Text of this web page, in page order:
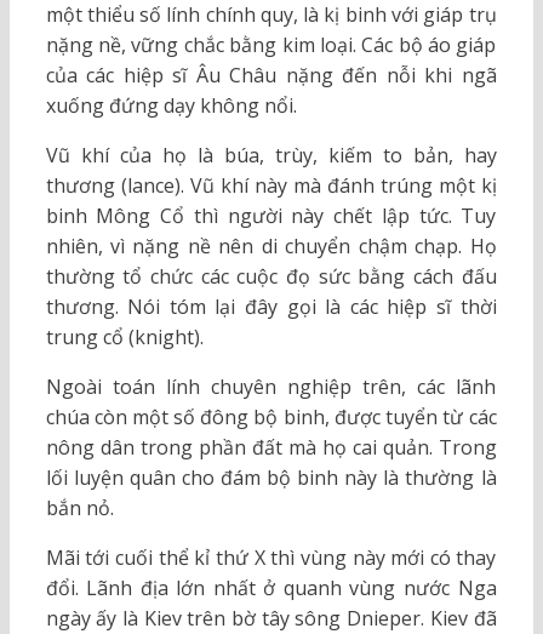
một thiểu số lính chính quy, là kị binh với giáp trụ
nặng nề, vững chắc bằng kim loại. Các bộ áo giáp
của các hiệp sĩ Âu Châu nặng đến nỗi khi ngã
xuống đứng dạy không nổi.
Vũ khí của họ là búa, trùy, kiếm to bản, hay
thương (lance). Vũ khí này mà đánh trúng một kị
binh Mông Cổ thì người này chết lập tức. Tuy
nhiên, vì nặng nề nên di chuyển chậm chạp. Họ
thường tổ chức các cuộc đọ sức bằng cách đấu
thương. Nói tóm lại đây gọi là các hiệp sĩ thời
trung cổ (knight).
Ngoài toán lính chuyên nghiệp trên, các lãnh
chúa còn một số đông bộ binh, được tuyển từ các
nông dân trong phần đất mà họ cai quản. Trong
lối luyện quân cho đám bộ binh này là thường là
bắn nỏ.
Mãi tới cuối thể kỉ thứ X thì vùng này mới có thay
đổi. Lãnh địa lớn nhất ở quanh vùng nước Nga
ngày ấy là Kiev trên bờ tây sông Dnieper. Kiev đã